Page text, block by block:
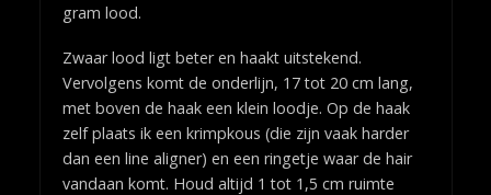
gram lood.
Zwaar lood ligt beter en haakt uitstekend.
Vervolgens komt de onderlijn, 17 tot 20 cm lang,
met boven de haak een klein loodje. Op de haak
zelf plaats ik een krimpkous (die zijn vaak harder
dan een line aligner) en een ringetje waar de hair
vandaan komt. Houd altijd 1 tot 1,5 cm ruimte